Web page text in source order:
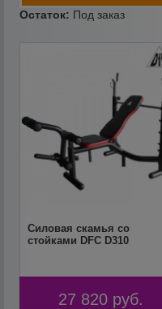
Силовая скамья со
стойками DFC D310
27 820 руб.